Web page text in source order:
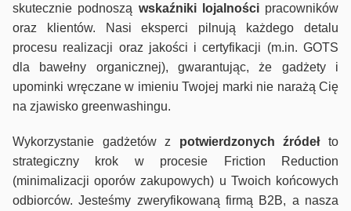
skutecznie podnoszą wskaźniki lojalnościpracowników
oraz klientów. Nasi eksperci pilnują każdego detalu
procesu realizacji oraz jakości i certyfikacji (m.in. GOTS
dla bawełny organicznej), gwarantując, że gadżety i
upominki wręczane w imieniu Twojej marki nie narażą Cię
na zjawisko greenwashingu.
Wykorzystanie gadżetów z potwierdzonych źródełto
strategiczny krok w procesie Friction Reduction
(minimalizacji oporów zakupowych) u Twoich końcowych
odbiorców. Jesteśmy zweryfikowaną firmą B2B, a nasza